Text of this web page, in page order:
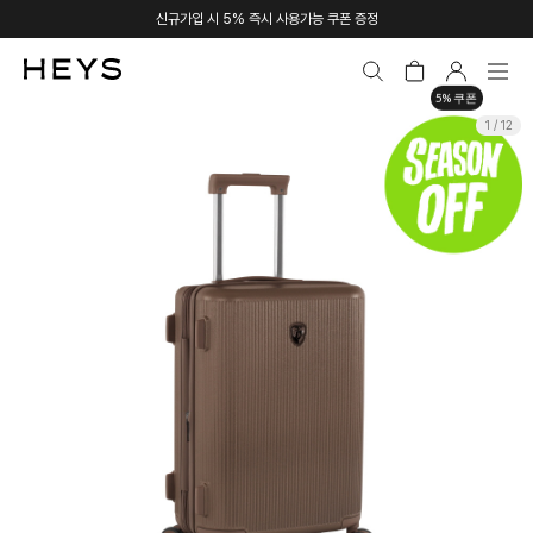
신규가입 시 5% 즉시 사용가능 쿠폰 증정
5% 쿠폰
1 / 12